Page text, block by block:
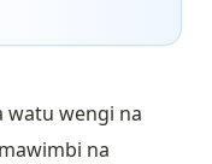
watu wengi na
na